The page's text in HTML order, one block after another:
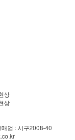
상
상
매업 : 서구2008-40